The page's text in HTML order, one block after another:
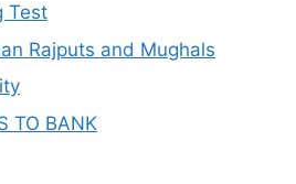
Test
Rajputs and Mughals
TO BANK